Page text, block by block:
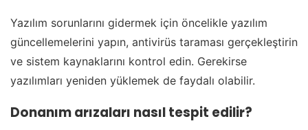
Yazılım sorunlarını gidermek için öncelikle yazılım
güncellemelerini yapın, antivirüs taraması gerçekleştirin
ve sistem kaynaklarını kontrol edin. Gerekirse
yazılımları yeniden yüklemek de faydalı olabilir.
Donanım arızaları nasıl tespit edilir?